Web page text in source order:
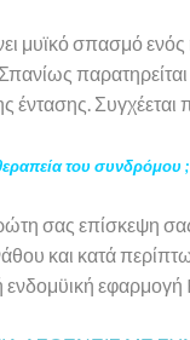
μυϊκό σπασμό
παρατηρείται
έντασης.
του συνδρόμου ;
σας επίσκεψη
και κατά
ενδομϋική